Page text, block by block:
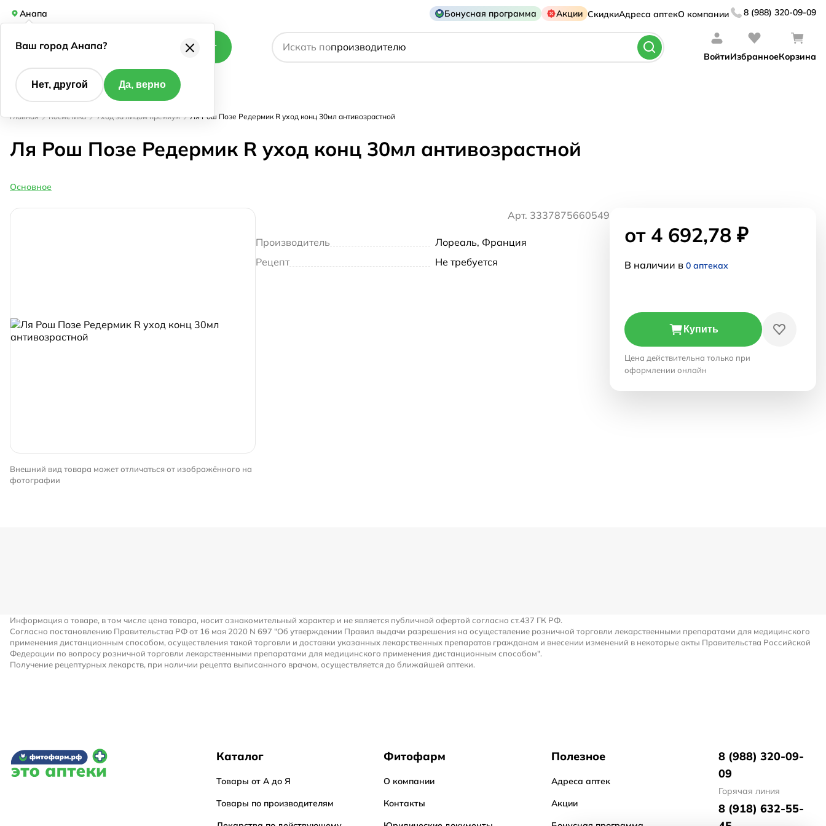
Анапа Бонусная программа Акции СкидкиАдреса аптекО компании 8 (988) 320-09-09
Каталог Искать по
действующему веществу
производителю
ВойтиИзбранноеКорзина
Главная Косметика Уход за лицом премиум Ля Рош Позе Редермик R уход конц 30мл антивозрастной
Ля Рош Позе Редермик R уход конц 30мл антивозрастной
Основное
Внешний вид товара может отличаться от изображённого на
фотографии
Арт. 3337875660549
Производитель
Лореаль, Франция
Рецепт
Не требуется
от 4 692,78 ₽
В наличии в 0 аптеках
Купить
Цена действительна только при
оформлении онлайн
Информация о товаре, в том числе цена товара, носит ознакомительный характер и не является публичной офертой согласно ст.437 ГК РФ.
Согласно постановлению Правительства РФ от 16 мая 2020 N 697 "Об утверждении Правил выдачи разрешения на осуществление розничной торговли лекарственными препаратами для медицинского
применения дистанционным способом, осуществления такой торговли и доставки указанных лекарственных препаратов гражданам и внесении изменений в некоторые акты Правительства Российской
Федерации по вопросу розничной торговли лекарственными препаратами для медицинского применения дистанционным способом".
Получение рецептурных лекарств, при наличии рецепта выписанного врачом, осуществляется до ближайшей аптеки.
Каталог
Товары от А до Я
Товары по производителям
Фитофарм
О компании
Контакты
Полезное
Адреса аптек
Акции
8 (988) 320-09-
09
Горячая линия
8 (918) 632-55-
Ваш город Анапа?
Нет, другой Да, верно